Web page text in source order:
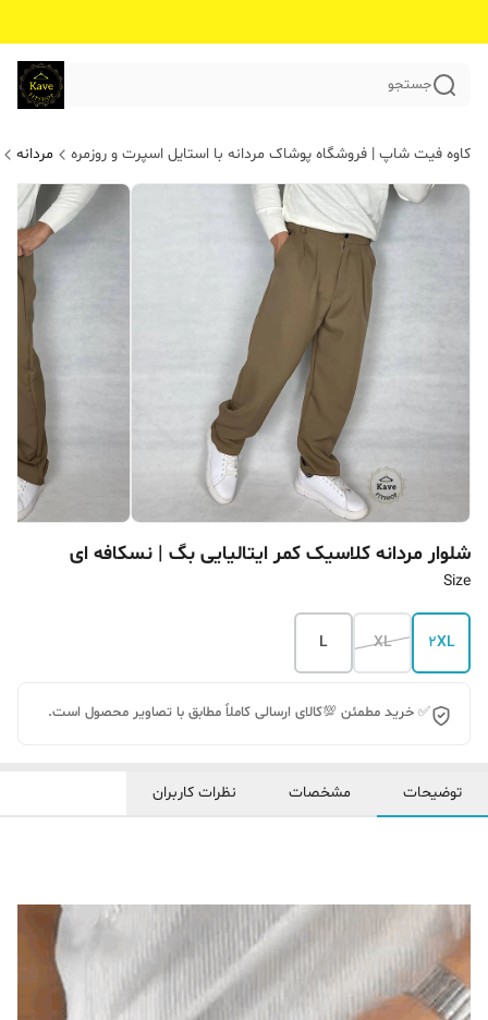
جستجو
کاوه فیت شاپ | فروشگاه پوشاک مردانه با استایل اسپرت و روزمره مردانه
شلوار مردانه کلاسیک کمر ایتالیایی بگ | نسکافه ای
Size
2XL
XL
L
✅ خرید مطمئن 💯کالای ارسالی کاملاً مطابق با تصاویر محصول است.
توضیحات مشخصات نظرات کاربران